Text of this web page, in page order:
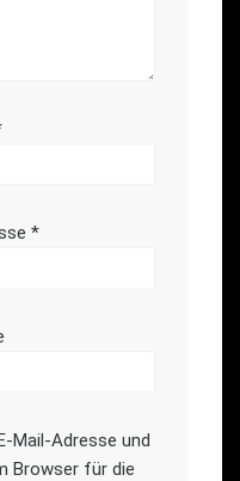
*
Mail-Adresse und
Browser für die